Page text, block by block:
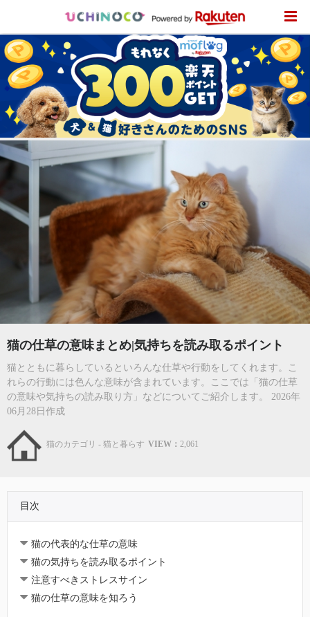
猫の仕草の意味まとめ|気持ちを読み取るポイント
猫とともに暮らしているといろんな仕草や行動をしてくれます。こ
れらの行動には色んな意味が含まれています。ここでは「猫の仕草
の意味や気持ちの読み取り方」などについてご紹介します。 2026年
06月28日作成
猫のカテゴリ - 猫と暮らす VIEW： 2,061
目次
猫の代表的な仕草の意味
猫の気持ちを読み取るポイント
注意すべきストレスサイン
猫の仕草の意味を知ろう